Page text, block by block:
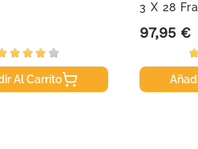
Al Carrito
3 X 28
Precio
97,95 €